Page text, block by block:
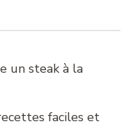
un steak à la
faciles et